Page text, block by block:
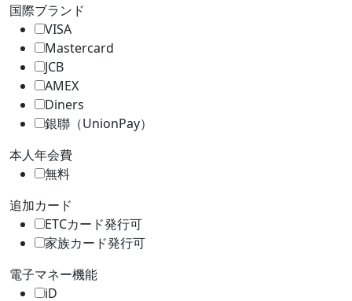
国際ブランド
VISA
Mastercard
JCB
AMEX
Diners
銀聯（UnionPay）
本人年会費
無料
追加カード
ETCカード発行可
家族カード発行可
電子マネー機能
iD